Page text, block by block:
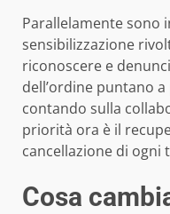
Parallelamente sono
sensibilizzazione
riconoscere e
dell’ordine puntano
contando sulla
priorità ora è il
cancellazione di ogni
Cosa